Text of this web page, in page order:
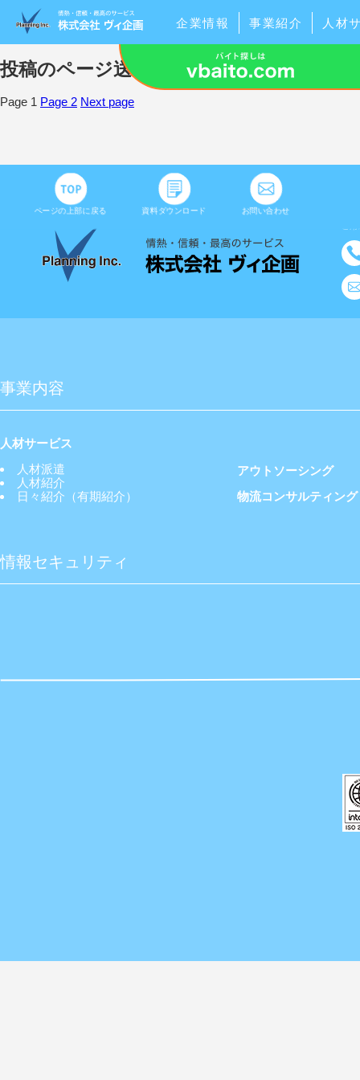
企業情報 事業紹介 人材
ご挨拶 基本理念
経営理念
企業理念
アウトソーシングの特徴
私たちの強み
ヴィ企画の5つの強み
人材派遣
人材派遣事業のマージン率について
業務紹
情報セキュリティ
投稿者:user_daisuke
投稿のページ送り
Page 1 Page 2 Next page
事業内容
人材サービス
人材派遣
人材紹介
日々紹介（有期紹介）
アウトソーシング
物流コンサルティング
情報セキュリティ
ページの上部に戻る 資料ダウンロード お問い合わせ